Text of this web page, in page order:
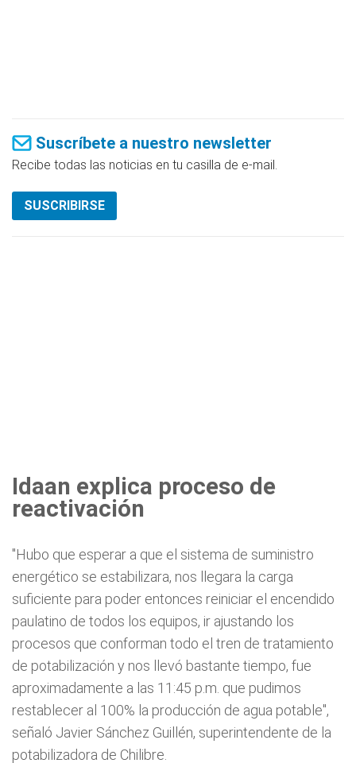
Suscríbete a nuestro newsletter
Recibe todas las noticias en tu casilla de e-mail.
SUSCRIBIRSE
Idaan explica proceso de
reactivación
"Hubo que esperar a que el sistema de suministro
energético se estabilizara, nos llegara la carga
suficiente para poder entonces reiniciar el encendido
paulatino de todos los equipos, ir ajustando los
procesos que conforman todo el tren de tratamiento
de potabilización y nos llevó bastante tiempo, fue
aproximadamente a las 11:45 p.m. que pudimos
restablecer al 100% la producción de agua potable",
señaló Javier Sánchez Guillén, superintendente de la
potabilizadora de Chilibre.